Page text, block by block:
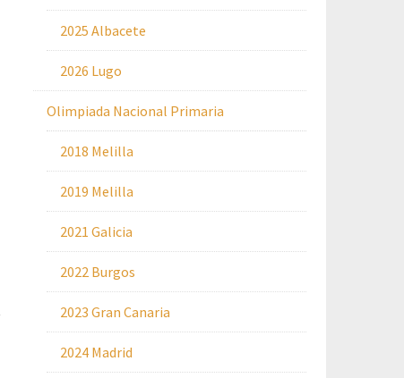
2025 Albacete
2026 Lugo
Olimpiada Nacional Primaria
2018 Melilla
2019 Melilla
2021 Galicia
2022 Burgos
2023 Gran Canaria
2024 Madrid